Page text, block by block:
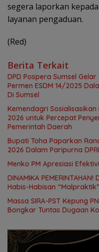
segera laporkan
layanan pengaduan.
(Red)
Berita Terkait
DPD Pospera Sumsel
Permen ESDM 14/2025
Di Sumsel
Kemendagri
2026 untuk Percepat
Pemerintah Daerah
Bupati Toha Paparkan
2026 Dalam Paripurna
Menko PM Apresiasi
DINAMIKA
Habis-Habisan
Massa SIRA-PST Kepung
Bongkar Tuntas Dugaan